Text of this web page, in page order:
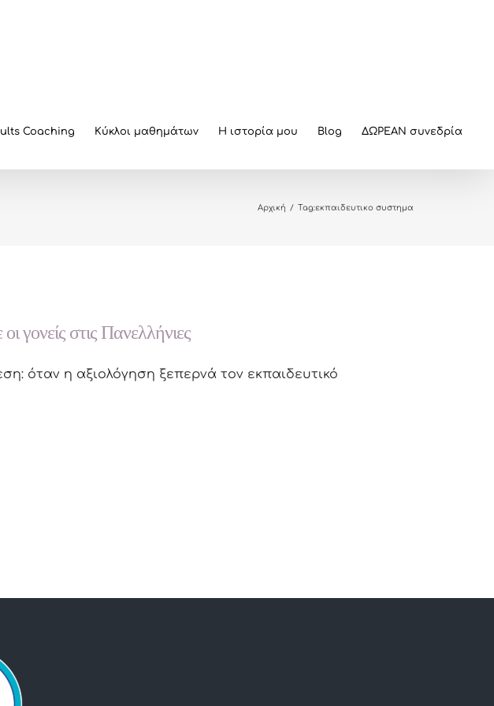
Coaching Κύκλοι μαθημάτων Η ιστορία μου Blog ΔΩΡΕΑΝ συνεδρία
Αρχική / Tag:εκπαιδευτικο συστημα
γονείς στις Πανελλήνιες
όταν η αξιολόγηση ξεπερνά τον εκπαιδευτικό